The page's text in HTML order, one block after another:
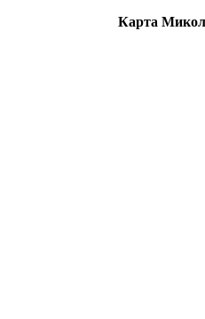
Карта